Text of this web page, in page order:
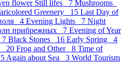
flower Still lifes 7 Mushrooms
Greenery 15 Last Day of
4 Evening Lights 7 Night
прибрежных 7 Evening of Year
7 Black Stones 16 Early Spring 4
20 Frog and Other 8 Time of
Again about Sea 3 World Tourism